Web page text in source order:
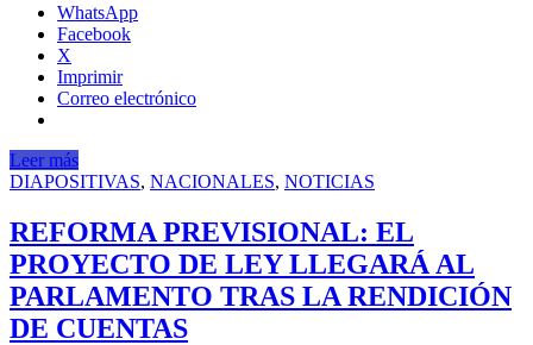
WhatsApp
Facebook
X
Imprimir
Correo electrónico
Leer más
DIAPOSITIVAS, NACIONALES, NOTICIAS
REFORMA PREVISIONAL: EL
PROYECTO DE LEY LLEGARÁ AL
PARLAMENTO TRAS LA RENDICIÓN
DE CUENTAS